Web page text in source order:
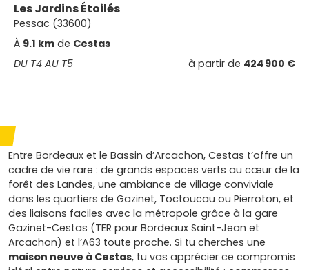
Les Jardins Étoilés
Pessac (33600)
À 9.1 km de Cestas
DU T4 AU T5
à partir de 424 900 €
Entre Bordeaux et le Bassin d’Arcachon, Cestas t’offre un
cadre de vie rare : de grands espaces verts au cœur de la
forêt des Landes, une ambiance de village conviviale
dans les quartiers de Gazinet, Toctoucau ou Pierroton, et
des liaisons faciles avec la métropole grâce à la gare
Gazinet-Cestas (TER pour Bordeaux Saint-Jean et
Arcachon) et l’A63 toute proche. Si tu cherches une
maison neuve à Cestas, tu vas apprécier ce compromis